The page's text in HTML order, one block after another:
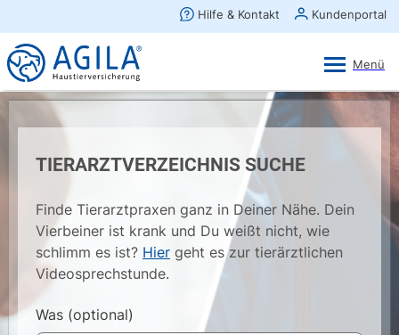
TIERARZTVERZEICHNIS SUCHE
Finde Tierarztpraxen ganz in Deiner Nähe. Dein
Vierbeiner ist krank und Du weißt nicht, wie
schlimm es ist? Hier geht es zur tierärztlichen
Videosprechstunde.
Was (optional)
×
AGILA Kunden-App
Gratis - Im Play Store laden
Ansehen